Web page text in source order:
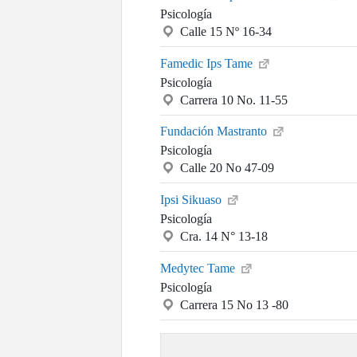
Psicología
Calle 15 Nº 16-34
Famedic Ips Tame
Psicología
Carrera 10 No. 11-55
Fundación Mastranto
Psicología
Calle 20 No 47-09
Ipsi Sikuaso
Psicología
Cra. 14 N° 13-18
Medytec Tame
Psicología
Carrera 15 No 13 -80